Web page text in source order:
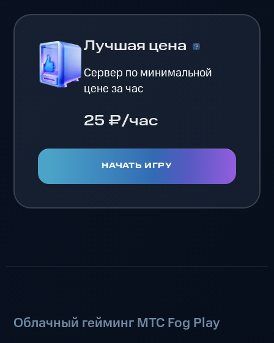
Лучшая цена
Сервер по минимальной
цене за час
25 ₽/час
НАЧАТЬ ИГРУ
Облачный гейминг МТС Fog Play